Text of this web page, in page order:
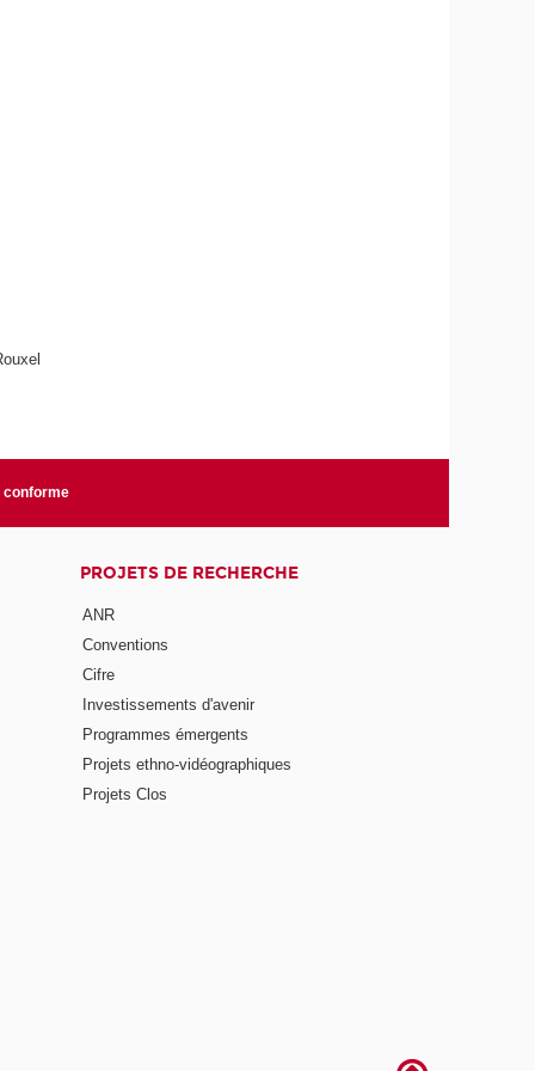
conforme
PROJETS DE RECHERCHE
ANR
Conventions
Cifre
Investissements d'avenir
Programmes émergents
Projets ethno-vidéographiques
Projets Clos